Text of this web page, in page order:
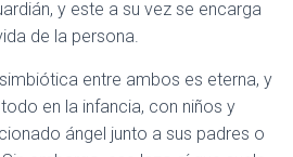
y este a su vez se encarga
de la persona.
entre ambos es eterna, y
en la infancia, con niños y
ángel junto a sus padres o